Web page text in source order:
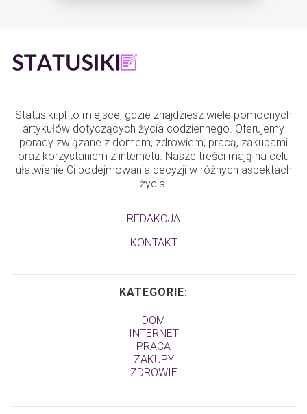
Statusiki.pl to miejsce, gdzie znajdziesz wiele pomocnych
artykułów dotyczących życia codziennego. Oferujemy
porady związane z domem, zdrowiem, pracą, zakupami
oraz korzystaniem z internetu. Nasze treści mają na celu
ułatwienie Ci podejmowania decyzji w różnych aspektach
życia.
REDAKCJA
KONTAKT
KATEGORIE:
DOM
INTERNET
PRACA
ZAKUPY
ZDROWIE